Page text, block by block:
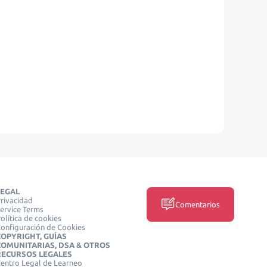
Terms
de cookies
de Cookies
GUÍAS
DSA & OTROS
LEGALES
Legal de Learneo
Comentarios